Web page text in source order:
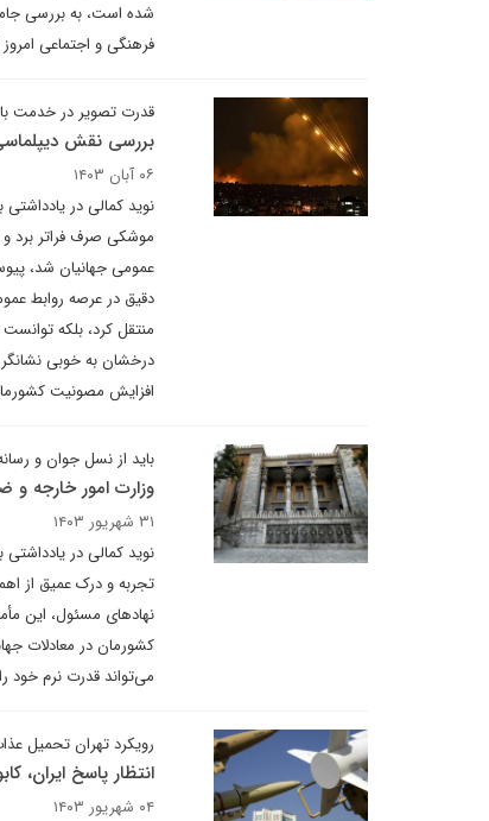
شده است، به بررسی
فرهنگی و اجتماعی
قدرت تصویر در خدمت
بررسی نقش
۰۶ آبان ۱۴۰۳
موشکی صرف فراتر برد
عمومی جهانیان شد،
دقیق در عرصه روابط
منتقل کرد، بلکه
درخشان به خوبی نشانگر
افزایش مصونیت
باید از نسل جوان و
وزارت امور خارجه و
۳۱ شهریور ۱۴۰۳
نوید کمالی در
تجربه و درک عمیق از
نهادهای مسئول، این
کشورمان در معادلات
می‌تواند قدرت نرم خود
رویکرد تهران تحمیل
انتظار پاسخ ایران،
۰۴ شهریور ۱۴۰۳